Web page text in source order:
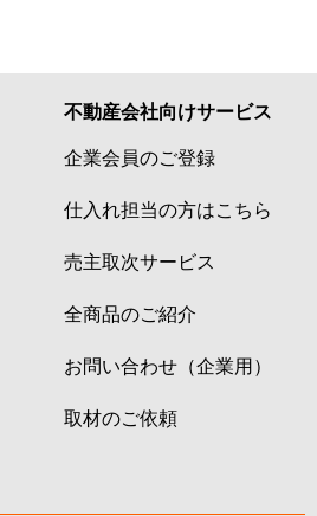
不動産会社向けサービス
企業会員のご登録
仕入れ担当の方はこちら
売主取次サービス
全商品のご紹介
お問い合わせ（企業用）
取材のご依頼